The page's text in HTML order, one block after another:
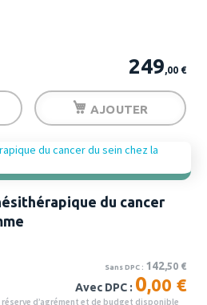
249,00 €
AJOUTER
du cancer
Sans DPC : 142,50 €
Avec DPC : 0,00 €